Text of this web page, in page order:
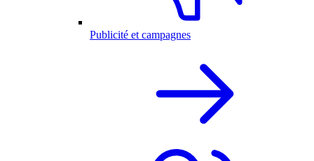
Publicité et campagnes